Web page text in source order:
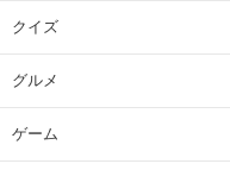
クイズ
グルメ
ゲーム